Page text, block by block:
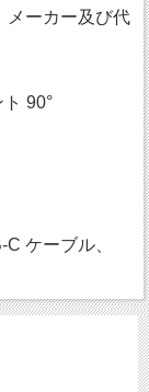
メーカー及び代
90°
ケーブル、